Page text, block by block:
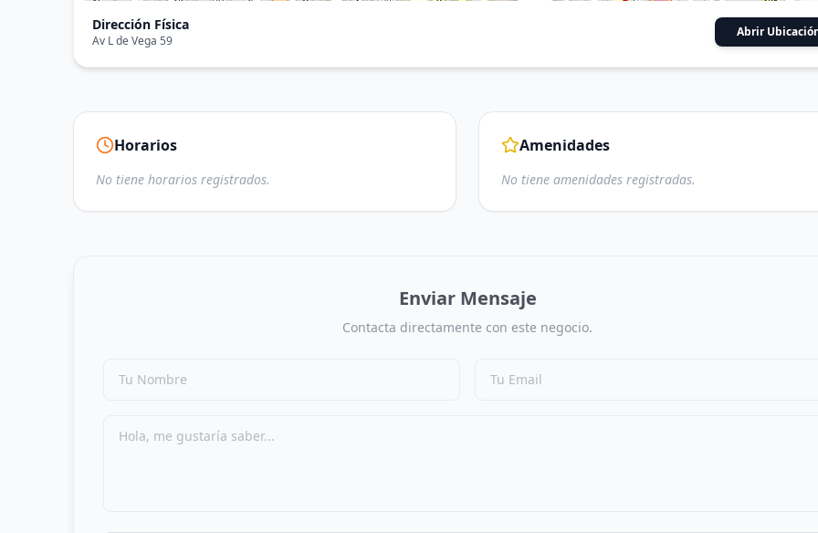
Dirección Física
Av L de Vega 59
Abrir
Horarios
No tiene horarios registrados.
Amenidades
No tiene amenidades registradas.
Enviar Mensaje
Contacta directamente con este negocio.